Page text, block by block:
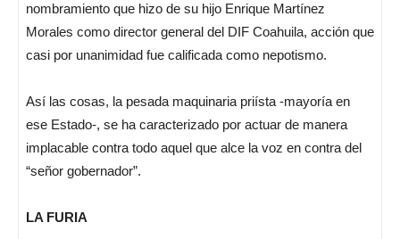
nombramiento que hizo de su hijo Enrique Martínez
Morales como director general del DIF Coahuila, acción que
casi por unanimidad fue calificada como nepotismo.
Así las cosas, la pesada maquinaria priísta -mayoría en
ese Estado-, se ha caracterizado por actuar de manera
implacable contra todo aquel que alce la voz en contra del
“señor gobernador”.
LA FURIA